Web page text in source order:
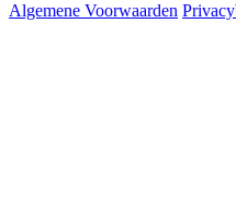
Algemene Voorwaarden